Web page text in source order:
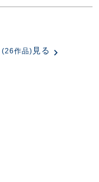
(26作品) 見る